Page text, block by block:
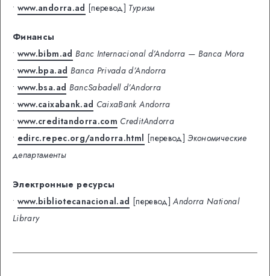
• www.andorra.ad [перевод] Туризм
Финансы
• www.bibm.ad Banc Internacional d’Andorra — Banca Mora
• www.bpa.ad Banca Privada d’Andorra
• www.bsa.ad BancSabadell d’Andorra
• www.caixabank.ad CaixaBank Andorra
• www.creditandorra.com СreditАndorra
• edirc.repec.org/andorra.html [перевод] Экономические
департаменты
Электронные ресурсы
• www.bibliotecanacional.ad [перевод] Andorra National
Library